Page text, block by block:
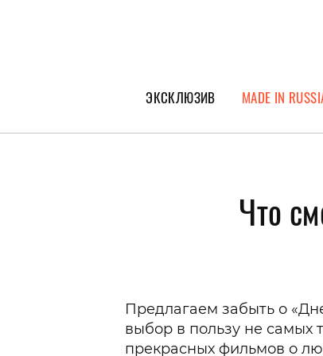
ЭКСКЛЮЗИВ
ГЕРОИ PEOPLETALK
MADE IN
Что
Предлагаем забыть о
выбор в пользу не самых
прекрасных фильмов о